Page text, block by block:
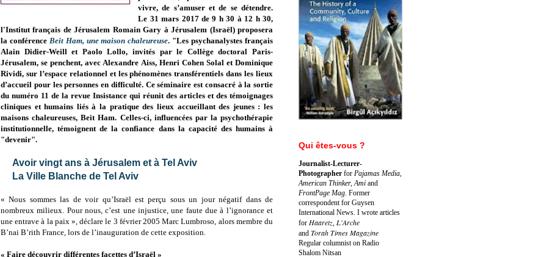
vivre, de s’amuser et de se détendre.
Le 31 mars 2017 de 9 h 30 à 12 h 30,
l'Institut français de Jérusalem Romain Gary àJérusalem (Israël) proposera
la conférence Beit Ham, une maison chaleureuse. "Les psychanalystes français
Alain Didier-Weill et Paolo Lollo, invités par le Collège doctoral Paris-
Jérusalem, se penchent, avec Alexandre Aiss, Henri Cohen Solal et Dominique
Rividi, sur l’espace relationnel et les phénomènes transférentiels dans les lieux
d’accueil pour les personnes en difficulté. Ce séminaire est consacré à la sortie
du numéro 11 de la revue Insistance qui réunit des articles et des témoignages
cliniques et humains liés à la pratique des lieux accueillant des jeunes : les
maisons chaleureuses, Beit Ham. Celles-ci, influencées par la psychothérapie
institutionnelle, témoignent de la confiance dans la capacité des humains à
"devenir".
Avoir vingt ans à Jérusalem et à Tel Aviv
La Ville Blanche de Tel Aviv
« Nous sommes las de voir qu’Israël est perçu sous un jour négatif dans de
nombreux milieux. Pour nous, c’est une injustice, une faute due à l’ignorance et
une entrave à la paix », déclare le 3 février 2005 Marc Lumbroso, alors membre du
B’nai B’rith France, lors de l’inauguration de cette exposition.
« Faire découvrir différentes facettes d’Israël »
Qui êtes-vous ?
Journalist-Lecturer-
Photographer for Pajamas Media,
American Thinker, Ami and
FrontPage Mag. Former
correspondent for Guysen
International News. I wrote articles
for Haaretz, L'Arche
and Torah Times Magazine
Regular columnist on Radio
Shalom Nitsan